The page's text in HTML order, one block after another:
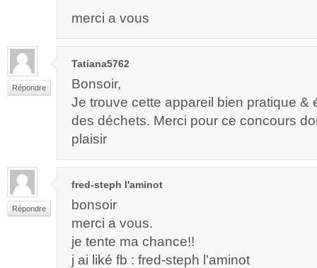
merci a vous
Répondre
Tatiana5762
Bonsoir,
Je trouve cette appareil bien pratique &
des déchets. Merci pour ce concours
plaisir
Répondre
fred-steph l'aminot
bonsoir
merci a vous.
je tente ma chance!!
j ai liké fb : fred-steph l’aminot